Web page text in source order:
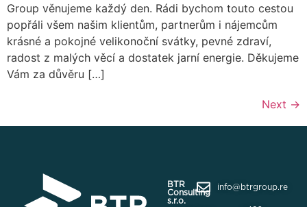
Group věnujeme každý den. Rádi bychom touto cestou
popřáli všem našim klientům, partnerům i nájemcům
krásné a pokojné velikonoční svátky, pevné zdraví,
radost z malých věcí a dostatek jarní energie. Děkujeme
Vám za důvěru […]
Next →
info@btrgroup.re
BTR
Consulting
s.r.o.